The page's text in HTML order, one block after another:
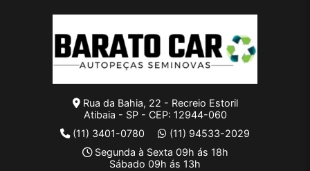
Rua da Bahia, 22 - Recreio Estoril
Atibaia - SP - CEP: 12944-060
(11) 3401-0780
(11) 94533-2029
Segunda à Sexta 09h ás 18h
Sábado 09h ás 13h